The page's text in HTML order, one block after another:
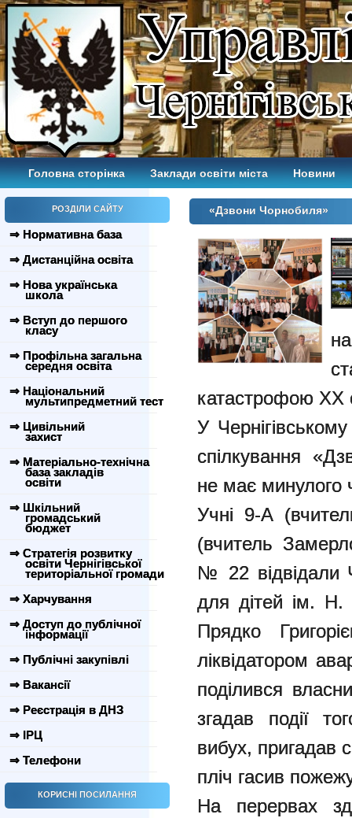
Головна сторінка Заклади освіти міста Новини
РОЗДІЛИ САЙТУ
⇒ Нормативна база
⇒ Дистанційна освіта
⇒ Нова українська
школа
⇒ Вступ до першого
класу
⇒ Профільна загальна
середня освіта
⇒ Національний
мультипредметний тест
⇒ Цивільний
захист
⇒ Матеріально-технічна
база закладів
освіти
⇒ Шкільний
громадський
бюджет
⇒ Стратегія розвитку
освіти Чернігівської
територіальної громади
⇒ Харчування
⇒ Доступ до публічної
інформації
⇒ Публічні закупівлі
⇒ Вакансії
⇒ Реєстрація в ДНЗ
⇒ ІРЦ
⇒ Телефони
КОРИСНІ ПОСИЛАННЯ
«Дзвони Чорнобиля»
катастрофою ХХ
У
спілкування
не має минулого
Учні 9-А
(вчитель
№ 22 відвідали
для дітей ім. Н.
Прядко
ліквідатором
поділився
згадав події
вибух, пригадав
пліч гасив
На перервах